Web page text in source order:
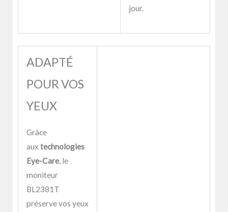
jour.
ADAPTÉ
POUR VOS
YEUX
Grâce
aux technologies
Eye-Care, le
moniteur
BL2381T
préserve vos yeux